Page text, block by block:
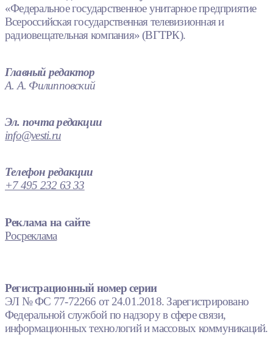
«Федеральное государственное унитарное предприятие
Всероссийская государственная телевизионная и
радиовещательная компания» (ВГТРК).
Главный редактор
А. А. Филипповский
Эл. почта редакции
info@vesti.ru
Телефон редакции
+7 495 232 63 33
Реклама на сайте
Росреклама
Регистрационный номер серии
ЭЛ № ФС 77-72266 от 24.01.2018. Зарегистрировано
Федеральной службой по надзору в сфере связи,
информационных технологий и массовых коммуникаций.